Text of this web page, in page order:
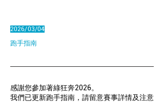
2026/03/04
跑手指南
感謝您參加著綠狂奔2026。
我們已更新跑手指南，請留意賽事詳情及注意